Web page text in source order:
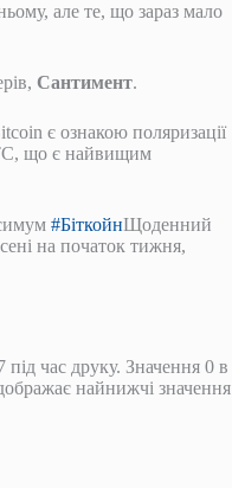
але те, що зараз мало
Сантимент.
є ознакою поляризації
що є найвищим
#БіткойнЩоденний
на початок тижня,
час друку. Значення 0 в
найнижчі значення